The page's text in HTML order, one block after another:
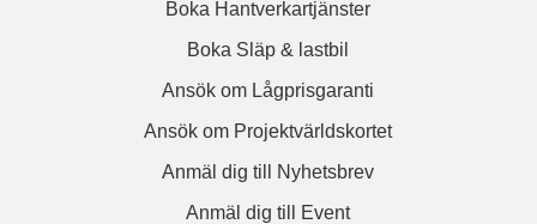
Boka Hantverkartjänster
Boka Släp & lastbil
Ansök om Lågprisgaranti
Ansök om Projektvärldskortet
Anmäl dig till Nyhetsbrev
Anmäl dig till Event